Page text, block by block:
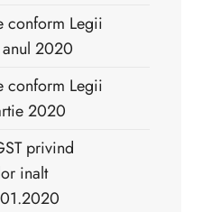
conform Legii
2020
conform Legii
2020
privind
inalt